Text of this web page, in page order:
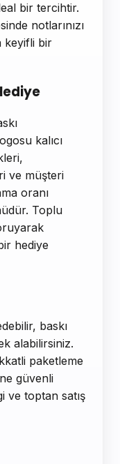
bir tercihtir.
notlarınızı
keyifli bir
kalıcı
ve müşteri
oranı
Toplu
hediye
baskı
alabilirsiniz.
paketleme
güvenli
ve toptan satış